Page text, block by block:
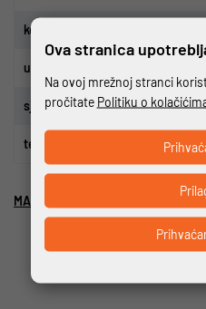
ko
upravlja
sjedalo KTM Line Push
te
MAKSIMALNA NOSIVOST 24 KG
Ova stranica
Na ovoj mrežnoj stranci
pročitate Politiku o